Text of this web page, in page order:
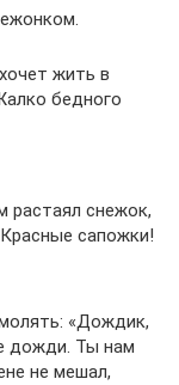
жить в
бедного
растаял снежок,
сапожки!
«Дождик,
дожди. Ты нам
не мешал,